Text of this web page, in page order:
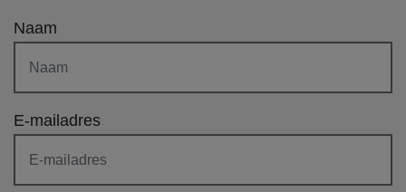
Naam
E-mailadres